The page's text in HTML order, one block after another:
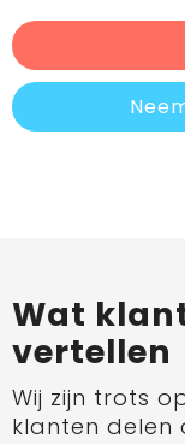
Wat
vertellen
Wij zijn trots
klanten delen